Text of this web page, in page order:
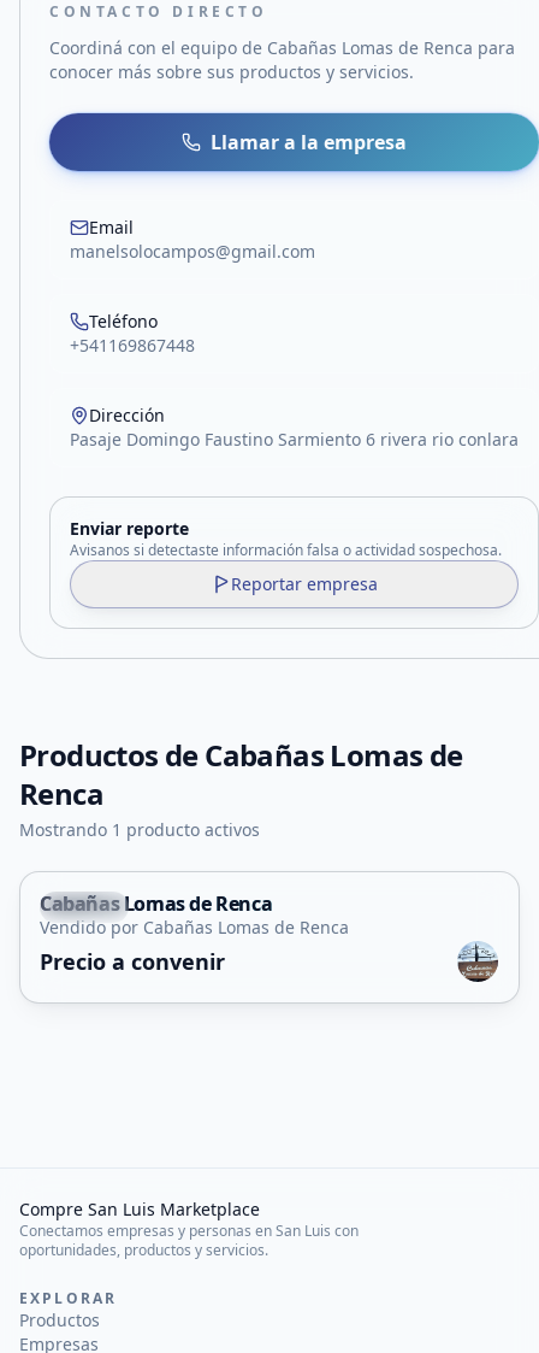
CONTACTO DIRECTO
Coordiná con el equipo de Cabañas Lomas de Renca para
conocer más sobre sus productos y servicios.
Llamar a la empresa
Email
manelsolocampos@gmail.com
Teléfono
+541169867448
Dirección
Pasaje Domingo Faustino Sarmiento 6 rivera rio conlara
Enviar reporte
Avisanos si detectaste información falsa o actividad sospechosa.
Reportar empresa
Productos deCabañas Lomas de
Renca
Mostrando 1 producto activos
Renca
Servicio
Cabañas Lomas de Renca
Vendido por Cabañas Lomas de Renca
Precio a convenir
Compre San Luis Marketplace
Conectamos empresas y personas en San Luis con
oportunidades, productos y servicios.
EXPLORAR
Productos
Empresas